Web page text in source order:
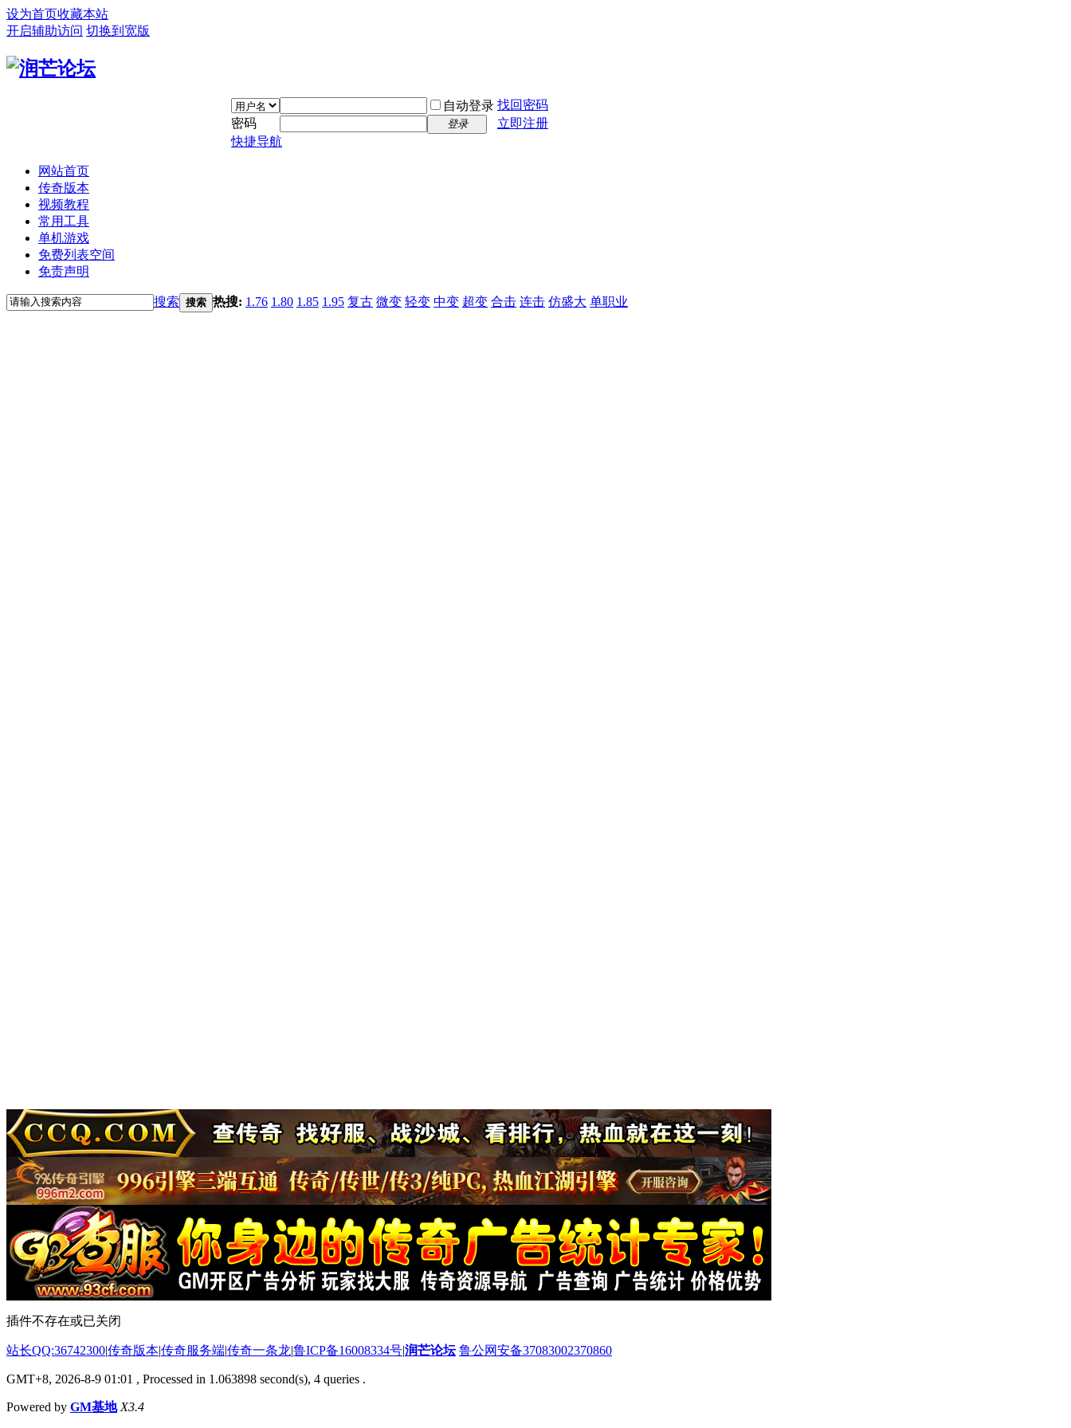
设为首页收藏本站
开启辅助访问 切换到宽版
自动登录 找回密码
密码
登录
立即注册
快捷导航
网站首页
传奇版本
视频教程
常用工具
单机游戏
免费列表空间
免责声明
搜索 搜索 热搜: 1.76 1.80 1.85 1.95 复古 微变 轻变 中变 超变 合击 连击 仿盛大 单职业
插件不存在或已关闭
站长QQ:36742300|传奇版本|传奇服务端|传奇一条龙|鲁ICP备16008334号|润芒论坛 鲁公网安备37083002370860
GMT+8, 2026-8-9 01:01 , Processed in 1.063898 second(s), 4 queries .
Powered by GM基地 X3.4